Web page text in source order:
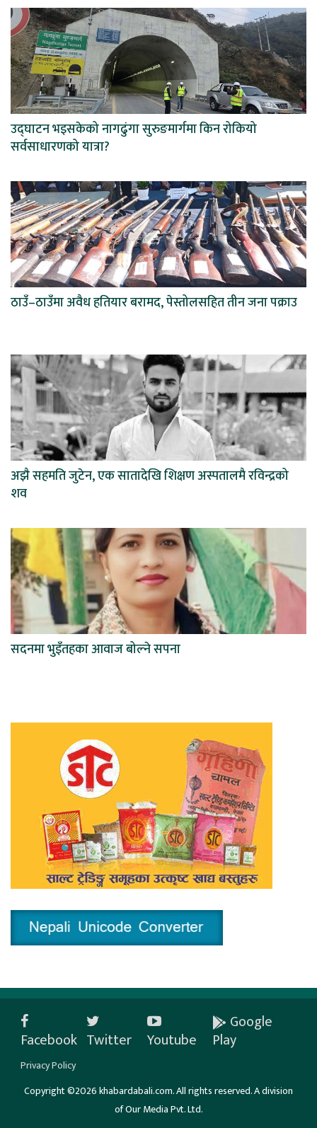
उद्घाटन भइसकेको नागढुंगा सुरुङमार्गमा किन रोकियो
सर्वसाधारणको यात्रा?
ठाउँ–ठाउँमा अवैध हतियार बरामद, पेस्तोलसहित तीन जना पक्राउ
अझै सहमति जुटेन, एक सातादेखि शिक्षण अस्पतालमै रविन्द्रको
शव
सदनमा भुइँतहका आवाज बोल्ने सपना
Facebook Twitter Youtube
Google
Play
Privacy Policy
Copyright ©2026 khabardabali.com. All rights reserved. A division
of Our Media Pvt. Ltd.